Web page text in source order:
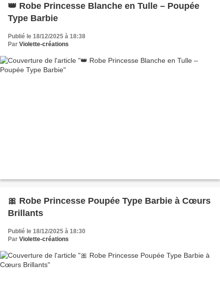
👑 Robe Princesse Blanche en Tulle – Poupée
Type Barbie
Publié le 18/12/2025 à 18:38
Par Violette-créations
🎀 Robe Princesse Poupée Type Barbie à Cœurs
Brillants
Publié le 18/12/2025 à 18:30
Par Violette-créations